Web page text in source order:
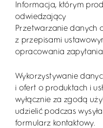
Informacja, którym
odwiedzający
Przetwarzanie danych
z przepisami
opracowania
Wykorzystywanie
i ofert o produktach i
wyłącznie za zgodą
udzielić podczas
formularz kontaktowy.